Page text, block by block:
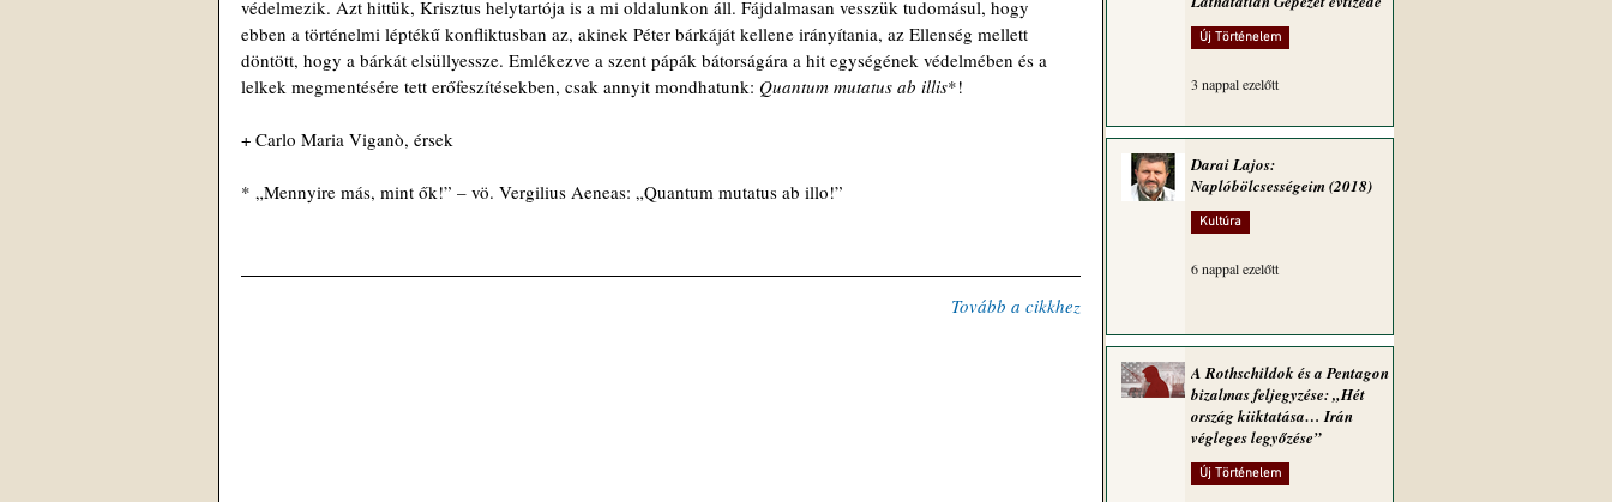
védelmezik. Azt hittük, Krisztus helytartója is a mi oldalunkon áll. Fájdalmasan vesszük tudomásul, hogy
ebben a történelmi léptékű konfliktusban az, akinek Péter bárkáját kellene irányítania, az Ellenség mellett
döntött, hogy a bárkát elsüllyessze. Emlékezve a szent pápák bátorságára a hit egységének védelmében és a
lelkek megmentésére tett erőfeszítésekben, csak annyit mondhatunk: Quantum mutatus ab illis*!
+ Carlo Maria Viganò, érsek
* „Mennyire más, mint ők!” – vö. Vergilius Aeneas: „Quantum mutatus ab illo!”
Tovább a cikkhez
Új Történelem
3 nappal ezelőtt
Darai Lajos:
Naplóbölcsességeim (2018)
Kultúra
6 nappal ezelőtt
A Rothschildok és a Pentagon
bizalmas feljegyzése: „Hét
ország kiiktatása… Irán
végleges legyőzése”
Új Történelem